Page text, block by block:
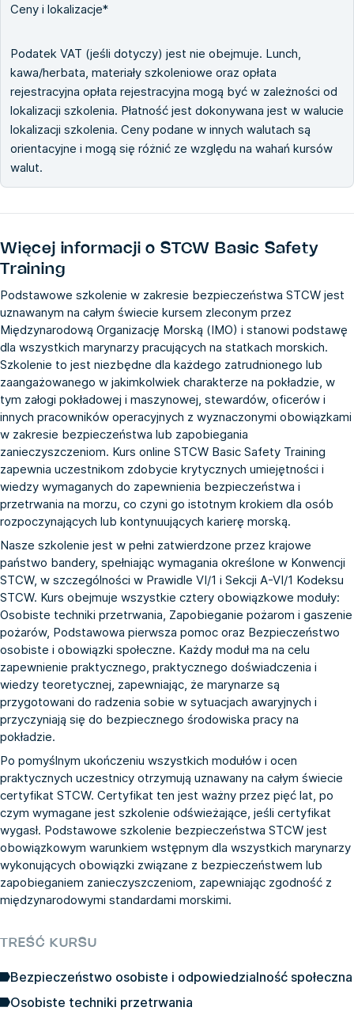
Ceny i lokalizacje*
Podatek VAT (jeśli dotyczy) jest nie obejmuje. Lunch,
kawa/herbata, materiały szkoleniowe oraz opłata
rejestracyjna opłata rejestracyjna mogą być w zależności od
lokalizacji szkolenia. Płatność jest dokonywana jest w walucie
lokalizacji szkolenia. Ceny podane w innych walutach są
orientacyjne i mogą się różnić ze względu na wahań kursów
walut.
Więcej informacji oSTCW Basic Safety
Training
Podstawowe szkolenie w zakresie bezpieczeństwa STCW jest
uznawanym na całym świecie kursem zleconym przez
Międzynarodową Organizację Morską (IMO) i stanowi podstawę
dla wszystkich marynarzy pracujących na statkach morskich.
Szkolenie to jest niezbędne dla każdego zatrudnionego lub
zaangażowanego w jakimkolwiek charakterze na pokładzie, w
tym załogi pokładowej i maszynowej, stewardów, oficerów i
innych pracowników operacyjnych z wyznaczonymi obowiązkami
w zakresie bezpieczeństwa lub zapobiegania
zanieczyszczeniom. Kurs online STCW Basic Safety Training
zapewnia uczestnikom zdobycie krytycznych umiejętności i
wiedzy wymaganych do zapewnienia bezpieczeństwa i
przetrwania na morzu, co czyni go istotnym krokiem dla osób
rozpoczynających lub kontynuujących karierę morską.
Nasze szkolenie jest w pełni zatwierdzone przez krajowe
państwo bandery, spełniając wymagania określone w Konwencji
STCW, w szczególności w Prawidle VI/1 i Sekcji A-VI/1 Kodeksu
STCW. Kurs obejmuje wszystkie cztery obowiązkowe moduły:
Osobiste techniki przetrwania, Zapobieganie pożarom i gaszenie
pożarów, Podstawowa pierwsza pomoc oraz Bezpieczeństwo
osobiste i obowiązki społeczne. Każdy moduł ma na celu
zapewnienie praktycznego, praktycznego doświadczenia i
wiedzy teoretycznej, zapewniając, że marynarze są
przygotowani do radzenia sobie w sytuacjach awaryjnych i
przyczyniają się do bezpiecznego środowiska pracy na
pokładzie.
Po pomyślnym ukończeniu wszystkich modułów i ocen
praktycznych uczestnicy otrzymują uznawany na całym świecie
certyfikat STCW. Certyfikat ten jest ważny przez pięć lat, po
czym wymagane jest szkolenie odświeżające, jeśli certyfikat
wygasł. Podstawowe szkolenie bezpieczeństwa STCW jest
obowiązkowym warunkiem wstępnym dla wszystkich marynarzy
wykonujących obowiązki związane z bezpieczeństwem lub
zapobieganiem zanieczyszczeniom, zapewniając zgodność z
międzynarodowymi standardami morskimi.
TREŚĆ KURSU
Bezpieczeństwo osobiste i odpowiedzialność społeczna
Osobiste techniki przetrwania